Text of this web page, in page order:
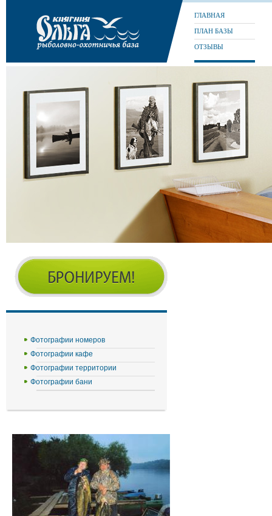
ГЛАВНАЯ
ПЛАН БАЗЫ
ОТЗЫВЫ
Фотографии номеров
Фотографии кафе
Фотографии территории
Фотографии бани